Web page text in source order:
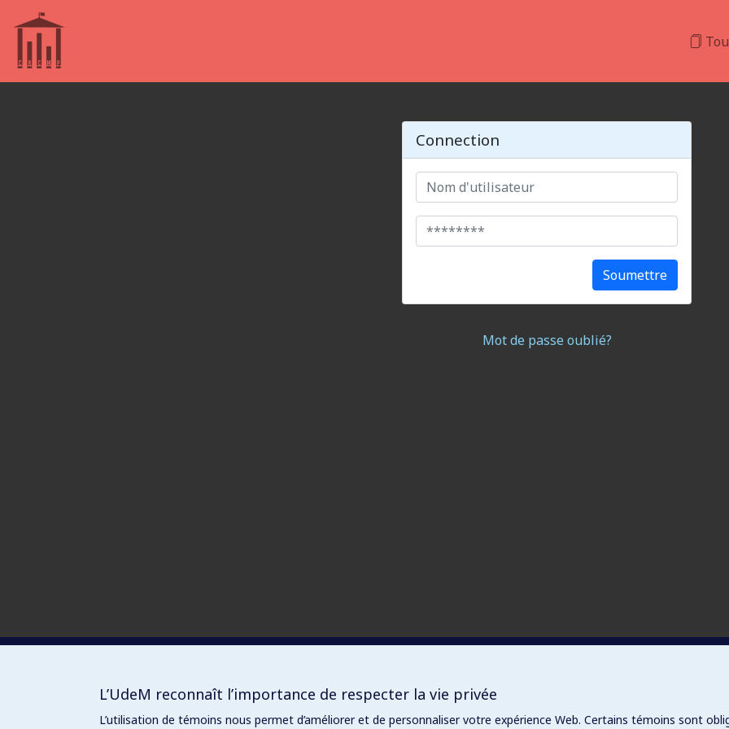
Connection
Soumettre
Mot de passe oublié?
L’UdeM reconnaît l’importance de respecter la vie privée
L’utilisation de témoins nous permet d’améliorer et de personnaliser votre expérience Web. Certains témoins sont